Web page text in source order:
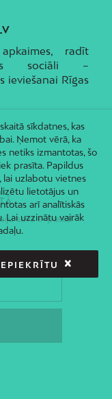
radīt
sociāli –
ieviešanai Rīgas
savā e-pastā!
sīkdatnes, kas
Ņemot vērā, ka
netiks izmantotas, šo
prasīta. Papildus
lai uzlabotu vietnes
lietotājus un
arī analītiskās
Lai uzzinātu vairāk